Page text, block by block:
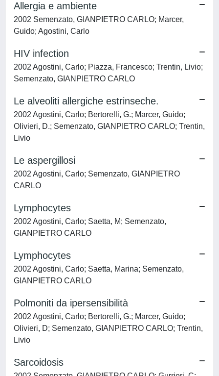
Allergia e ambiente
2002 Semenzato, GIANPIETRO CARLO; Marcer,
Guido; Agostini, Carlo
HIV infection
2002 Agostini, Carlo; Piazza, Francesco; Trentin, Livio;
Semenzato, GIANPIETRO CARLO
Le alveoliti allergiche estrinseche.
2002 Agostini, Carlo; Bertorelli, G.; Marcer, Guido;
Olivieri, D.; Semenzato, GIANPIETRO CARLO; Trentin,
Livio
Le aspergillosi
2002 Agostini, Carlo; Semenzato, GIANPIETRO
CARLO
Lymphocytes
2002 Agostini, Carlo; Saetta, M; Semenzato,
GIANPIETRO CARLO
Lymphocytes
2002 Agostini, Carlo; Saetta, Marina; Semenzato,
GIANPIETRO CARLO
Polmoniti da ipersensibilità
2002 Agostini, Carlo; Bertorelli, G.; Marcer, Guido;
Olivieri, D; Semenzato, GIANPIETRO CARLO; Trentin,
Livio
Sarcoidosis